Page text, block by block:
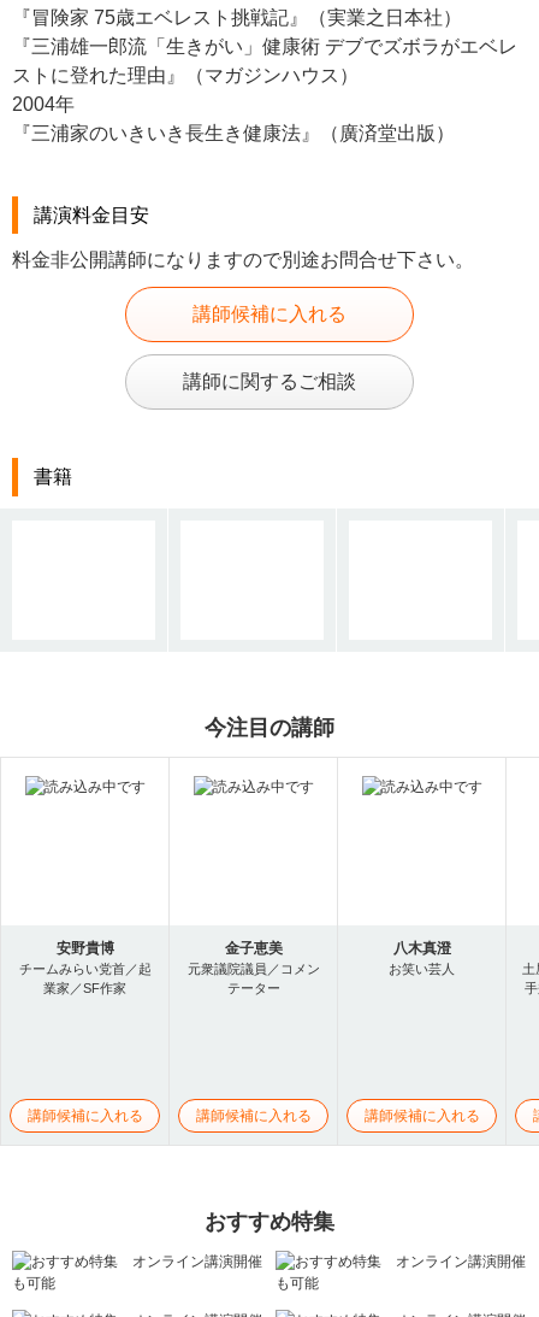
『冒険家 75歳エベレスト挑戦記』（実業之日本社）
『三浦雄一郎流「生きがい」健康術 デブでズボラがエベレ
ストに登れた理由』（マガジンハウス）
2004年
『三浦家のいきいき長生き健康法』（廣済堂出版）
講演料金目安
料金非公開講師になりますので別途お問合せ下さい。
講師候補に入れる
講師に関するご相談
書籍
今注目の講師
安野貴博
チームみらい党首／起
業家／SF作家
講師候補に入れる
金子恵美
元衆議院議員／コメン
テーター
講師候補に入れる
八木真澄
お笑い芸人
講師候補に入れる
土
おすすめ特集